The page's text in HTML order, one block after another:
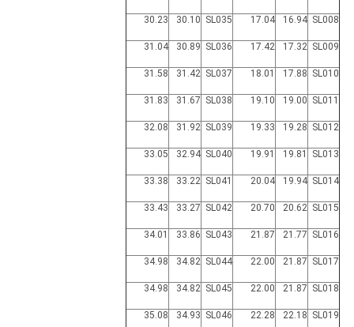
SL008
16.94
17.04
SL035
30.10
30.23
SL009
17.32
17.42
SL036
30.89
31.04
SL010
17.88
18.01
SL037
31.42
31.58
SL011
19.00
19.10
SL038
31.67
31.83
SL012
19.28
19.33
SL039
31.92
32.08
SL013
19.81
19.91
SL040
32.94
33.05
SL014
19.94
20.04
SL041
33.22
33.38
SL015
20.62
20.70
SL042
33.27
33.43
SL016
21.77
21.87
SL043
33.86
34.01
SL017
21.87
22.00
SL044
34.82
34.98
SL018
21.87
22.00
SL045
34.82
34.98
SL019
22.18
22.28
SL046
34.93
35.08